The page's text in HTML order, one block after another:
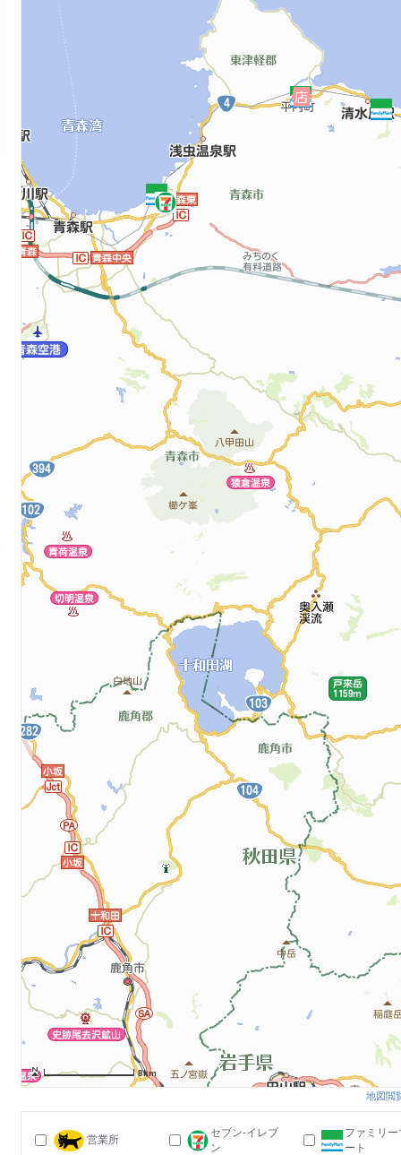
8km
地図閲
営業所
セブン-イレブ
ン
ファミリー
ート